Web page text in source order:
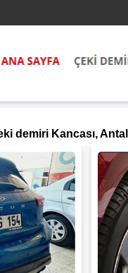
demiri Kancası,